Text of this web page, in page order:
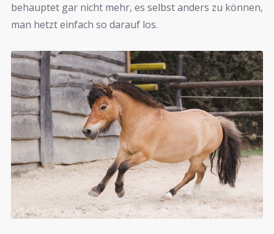
behauptet gar nicht mehr, es selbst anders zu können,
man hetzt einfach so darauf los.